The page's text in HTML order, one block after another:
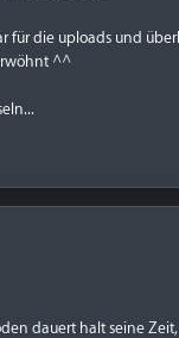
für die uploads und
^^
dauert halt seine Zeit,